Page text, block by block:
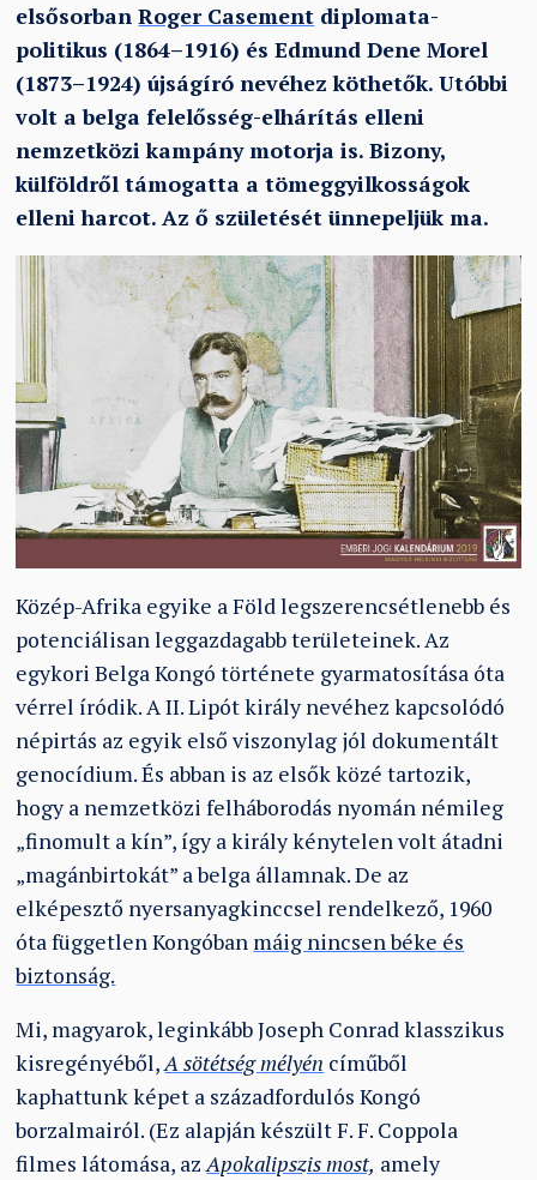
elsősorbanRoger Casement diplomata-
politikus (1864–1916) és Edmund Dene Morel
(1873–1924) újságíró nevéhez köthetők. Utóbbi
volt a belga felelősség-elhárítás elleni
nemzetközi kampány motorja is. Bizony,
külföldről támogatta a tömeggyilkosságok
elleni harcot. Az ő születését ünnepeljük ma.
Közép-Afrika egyike a Föld legszerencsétlenebb és
potenciálisan leggazdagabb területeinek. Az
egykori Belga Kongó története gyarmatosítása óta
vérrel íródik. A II. Lipót király nevéhez kapcsolódó
népirtás az egyik első viszonylag jól dokumentált
genocídium. És abban is az elsők közé tartozik,
hogy a nemzetközi felháborodás nyomán némileg
„finomult a kín”, így a király kénytelen volt átadni
„magánbirtokát” a belga államnak. De az
elképesztő nyersanyagkinccsel rendelkező, 1960
óta független Kongóban máig nincsen béke és
biztonság.
Mi, magyarok, leginkább Joseph Conrad klasszikus
kisregényéből,A sötétség mélyén címűből
kaphattunk képet a századfordulós Kongó
borzalmairól. (Ez alapján készült F. F. Coppola
filmes látomása, azApokalipszis most, amely